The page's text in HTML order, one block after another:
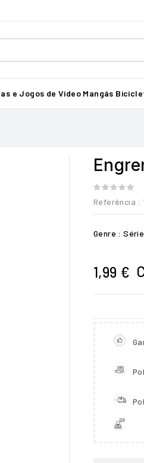
e Jogos de Vídeo Mangás
Referência :
Genre :
1,99 €